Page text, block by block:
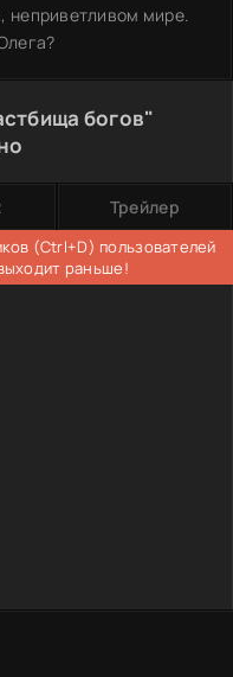
неприветливом мире.
богов"
Трейлер
(Ctrl+D) пользователей
раньше!